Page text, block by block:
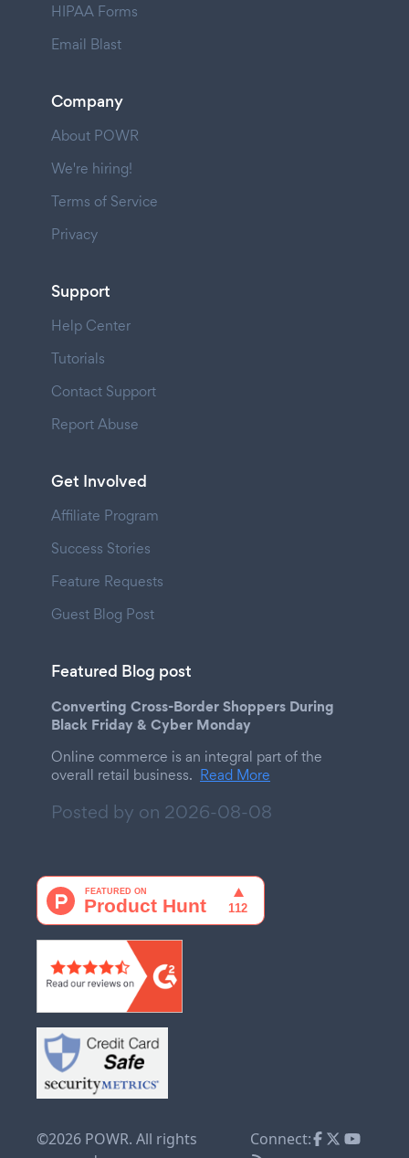
HIPAA Forms
Email Blast
Company
About POWR
We're hiring!
Terms of Service
Privacy
Support
Help Center
Tutorials
Contact Support
Report Abuse
Get Involved
Affiliate Program
Success Stories
Feature Requests
Guest Blog Post
Featured Blog post
Converting Cross-Border Shoppers During
Black Friday & Cyber Monday
Online commerce is an integral part of the
overall retail business. Read More
Posted by on 2026-08-08
©2026 POWR. All rights
Connect: